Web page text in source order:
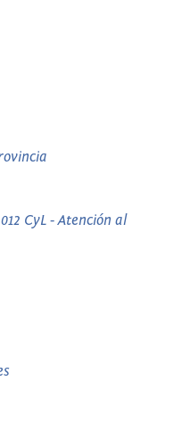
CyL - Atención al